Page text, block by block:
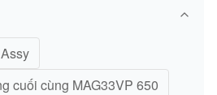
cuối cùng MAG33VP 650